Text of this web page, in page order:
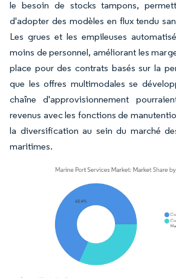
le besoin de stocks tampons,
d'adopter des modèles en flux tendu
Les grues et les empileuses
moins de personnel, améliorant les
place pour des contrats basés sur la
que les offres multimodales se
chaîne d'approvisionnement
revenus avec les fonctions de
la diversification au sein du marché
maritimes.